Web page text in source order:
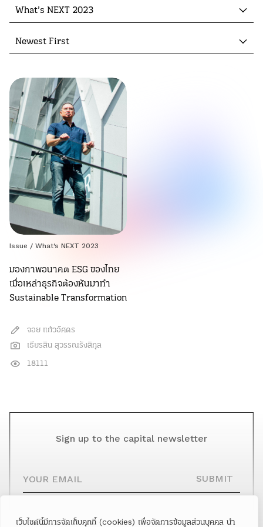
เว็บไซต์นี้มีการจัดเก็บคุกกี้ (cookies) เพื่อจัดการข้อมูลส่วนบุคคล นำ
What’s NEXT 2023
Newest First
Issue / What’s NEXT 2023
มองภาพอนาคต ESG ของไทย
เมื่อเหล่าธุรกิจต้องหันมาทำ
Sustainable Transformation
จอย แก้วอัศดร
เธียรสิน สุวรรณรังสิกุล
18111
Sign up to the capital newsletter
SUBMIT